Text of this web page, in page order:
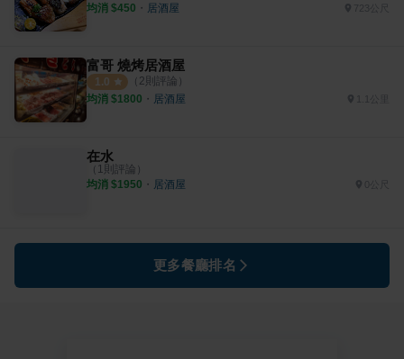
均消 $450 ・ 居酒屋 723公尺
富哥 燒烤居酒屋
1.0 （ 2則評論）
均消 $1800 ・ 居酒屋 1.1公里
在水
（ 1則評論）
均消 $1950 ・ 居酒屋
更多餐廳排名